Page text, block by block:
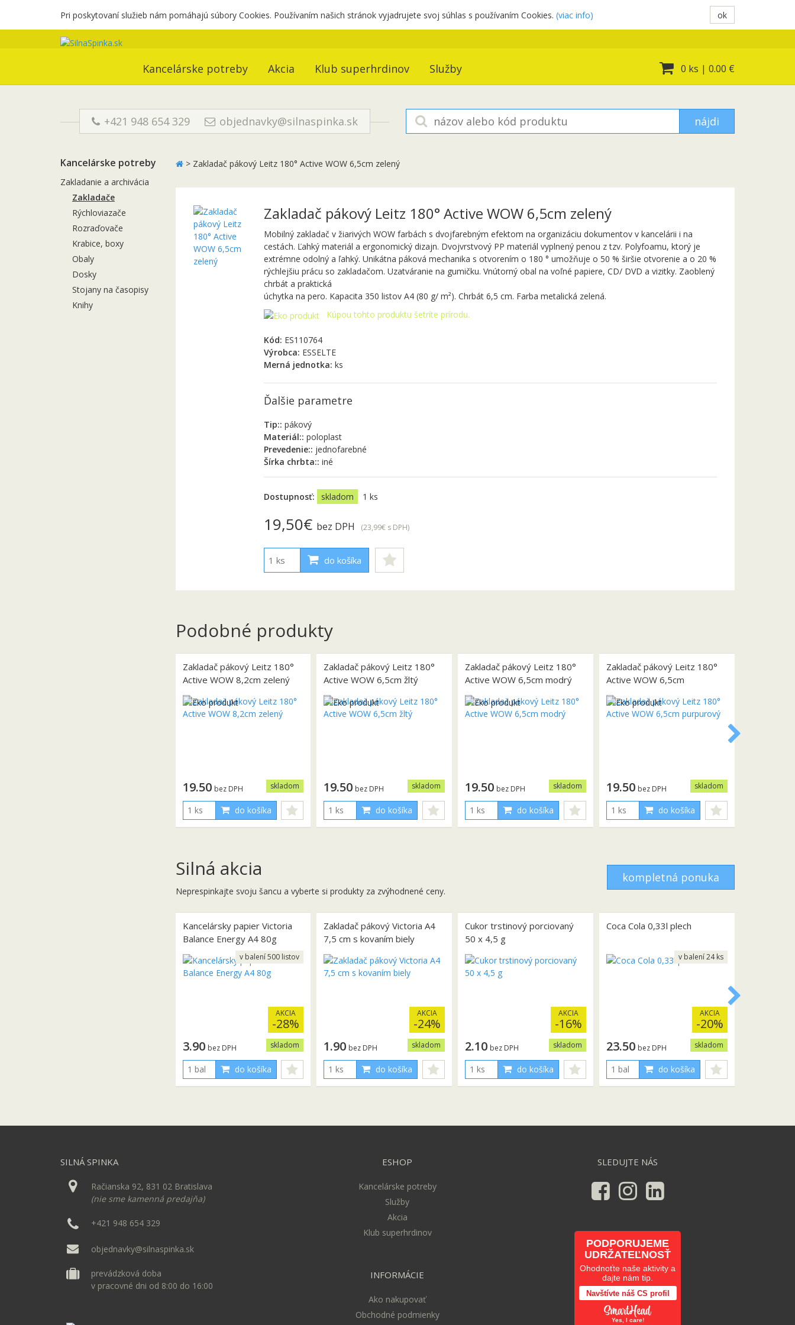
Pri poskytovaní služieb nám pomáhajú súbory Cookies. Používaním našich stránok vyjadrujete svoj súhlas s používaním Cookies. (viac info) ok
Kancelárske potreby Akcia Klub superhrdinov Služby 0 ks | 0.00 €
+421 948 654 329 objednavky@silnaspinka.sk nájdi
Kancelárske potreby
Zakladanie a archivácia
Zakladače
Rýchloviazače
Rozraďovače
Krabice, boxy
Obaly
Dosky
Stojany na časopisy
Knihy
> Zakladač pákový Leitz 180° Active WOW 6,5cm zelený
Zakladač pákový Leitz 180° Active WOW 6,5cm zelený
Mobilný zakladač v žiarivých WOW farbách s dvojfarebným efektom na organizáciu dokumentov v kancelárii i na
cestách. Ľahký materiál a ergonomický dizajn. Dvojvrstvový PP materiál vyplnený penou z tzv. Polyfoamu, ktorý je
extrémne odolný a ľahký. Unikátna páková mechanika s otvorením o 180 ° umožňuje o 50 % širšie otvorenie a o 20 %
rýchlejšiu prácu so zakladačom. Uzatváranie na gumičku. Vnútorný obal na voľné papiere, CD/ DVD a vizitky. Zaoblený
chrbát a praktická
úchytka na pero. Kapacita 350 listov A4 (80 g/ m²). Chrbát 6,5 cm. Farba metalická zelená.
Kúpou tohto produktu šetríte prírodu.
Kód: ES110764
Výrobca: ESSELTE
Merná jednotka:ks
Ďalšie parametre
Tip::pákový
Materiál::poloplast
Prevedenie:: jednofarebné
Šírka chrbta::iné
Dostupnosť: skladom 1 ks
19,50€ bez DPH (23,99€ s DPH)
do košíka
Podobné produkty
Zakladač pákový Leitz 180°
Active WOW 8,2cm zelený
skladom
19.50 bez DPH
do košíka
Zakladač pákový Leitz 180°
Active WOW 6,5cm žltý
skladom
19.50 bez DPH
do košíka
Zakladač pákový Leitz 180°
Active WOW 6,5cm modrý
skladom
19.50 bez DPH
do košíka
Zakladač pákový Leitz 180°
Active WOW 6,5cm
purpurový
skladom
19.50 bez DPH
do košíka
Silná akcia
Neprespinkajte svoju šancu a vyberte si produkty za zvýhodnené ceny.
kompletná ponuka
Kancelársky papier Victoria
Balance Energy A4 80g
AKCIA
-28%
skladom
3.90 bez DPH
do košíka
v balení 500 listov
Zakladač pákový Victoria A4
7,5 cm s kovaním biely
AKCIA
-24%
skladom
1.90 bez DPH
do košíka
Cukor trstinový porciovaný
50 x 4,5 g
AKCIA
-16%
skladom
2.10 bez DPH
do košíka
Coca Cola 0,33l plech
AKCIA
-20%
skladom
23.50 bez DPH
do košíka
v balení 24 ks
SILNÁ SPINKA
Račianska 92, 831 02 Bratislava
(nie sme kamenná predajňa)
+421 948 654 329
objednavky@silnaspinka.sk
prevádzková doba
v pracovné dni od 8:00 do 16:00
ESHOP
Kancelárske potreby
Služby
Akcia
Klub superhrdinov
INFORMÁCIE
Ako nakupovať
Obchodné podmienky
SLEDUJTE NÁS
PODPORUJEME
UDRŽATEĽNOSŤ
Ohodnoťte naše aktivity a
dajte nám tip.
Navštívte náš CS profil
Yes, I care!